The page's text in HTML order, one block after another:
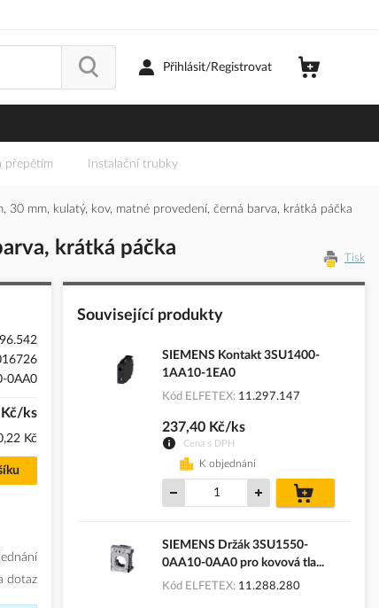
Přihlásit/Registrovat
přepětím Instalační trubky
30 mm, kulatý, kov, matné provedení, černá barva, krátká páčka
krátká páčka Tisk
0AA0
ks
Kč
dotaz
Související produkty
SIEMENS Kontakt 3SU1400-
1AA10-1EA0
Kód ELFETEX 11.297.147
Cena s DPH
237,40 Kč/ks
K objednání
košíku
SIEMENS Držák 3SU1550-
0AA10-0AA0 pro kovová tla...
Kód ELFETEX 11.288.280